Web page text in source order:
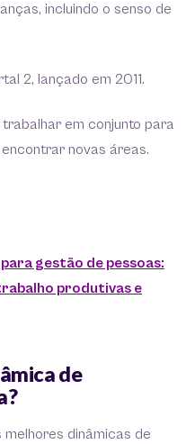
incluindo o senso de
2, lançado em 2011.
em conjunto para
novas áreas.
gestão de pessoas:
produtivas e
de
dinâmicas de